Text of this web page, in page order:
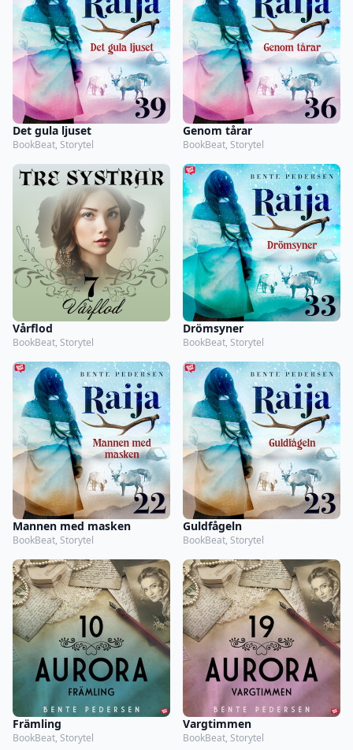
Det gula ljuset
BookBeat, Storytel
Genom tårar
BookBeat, Storytel
Vårflod
BookBeat, Storytel
Drömsyner
BookBeat, Storytel
Mannen med masken
BookBeat, Storytel
Guldfågeln
BookBeat, Storytel
Främling
BookBeat, Storytel
Vargtimmen
BookBeat, Storytel